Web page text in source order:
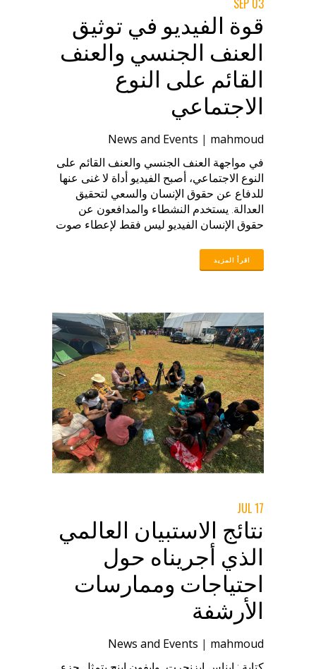
03 SEP
قوة الفيديو في توثيق
العنف الجنسي والعنف
القائم على النوع
الاجتماعي
News and Events | mahmoud
في مواجهة العنف الجنسي والعنف القائم على
النوع الاجتماعي، أصبح الفيديو أداة لا غنى عنها
للدفاع عن حقوق الإنسان والسعي لتحقيق
العدالة. يستخدم النشطاء والمدافعون عن
حقوق الإنسان الفيديو ليس فقط لإعطاء صوت
المساءلة القانونية. حيث يمكن للفيديو أن يوثق
الأدلة، ويسجل الجرائم، ويدعم القضايا القانونية
في الجوانب الأخلاقية والتحديات الأمنية. نقدم
في دليلنا نظرة شاملة حول كيفية استخدام
الفيديو بفعالية ومسؤولية في توثيق حالات
العنف الجنسي والعنف القائم على النوع
الاجتماعي، لضمان أن الأدلة التي يتم جمعها
تساهم في تحقيق العدالة دون التسبب في أي
ضرر إضافي. إذا كنت ترغب في معرفة المزيد،
اطلع على دليلنا الشامل حول كيفية استخدام
الفيديو لدعم العدالة والمساءلة في قضايا
العنف الجنسي والعنف القائم على النوع
الاجتتماعي. متاح بالانجليزية أيضاً.
17 JUL
نتائج الاستبيان العالمي
الذي أجريناه حول
احتياجات وممارسات
الأرشفة
News and Events | mahmoud